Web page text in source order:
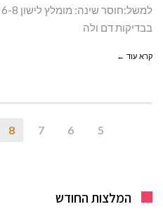
בבדיקות דם ולה
קרא עוד ←
5
6
7
8
המלצות החודש